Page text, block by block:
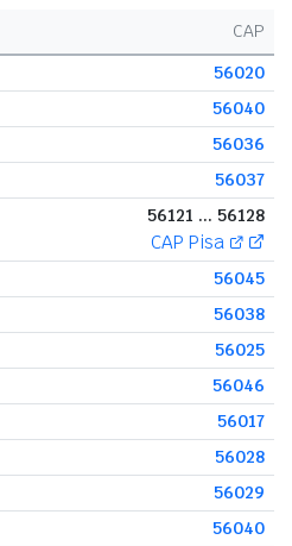
CAP
56020
56040
56036
56037
56121 ... 56128
CAP Pisa
56045
56038
56025
56046
56017
56028
56029
56040